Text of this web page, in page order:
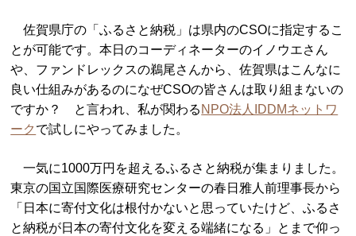
佐賀県庁の「ふるさと納税」は県内のCSOに指定するこ
とが可能です。本日のコーディネーターのイノウエさん
や、ファンドレックスの鵜尾さんから、佐賀県はこんなに
良い仕組みがあるのになぜCSOの皆さんは取り組まないの
ですか？ と言われ、私が関わる NPO法人IDDMネットワ
ーク で試しにやってみました。
一気に1000万円を超えるふるさと納税が集まりました。
東京の国立国際医療研究センターの春日雅人前理事長から
「日本に寄付文化は根付かないと思っていたけど、ふるさ
と納税が日本の寄付文化を変える端緒になる」とまで仰っ